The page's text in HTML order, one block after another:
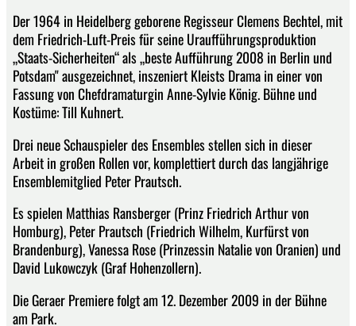
Der 1964 in Heidelberg geborene Regisseur Clemens Bechtel, mit
dem Friedrich-Luft-Preis für seine Uraufführungsproduktion
„Staats-Sicherheiten“ als „beste Aufführung 2008 in Berlin und
Potsdam" ausgezeichnet, inszeniert Kleists Drama in einer von
Fassung von Chefdramaturgin Anne-Sylvie König. Bühne und
Kostüme: Till Kuhnert.
Drei neue Schauspieler des Ensembles stellen sich in dieser
Arbeit in großen Rollen vor, komplettiert durch das langjährige
Ensemblemitglied Peter Prautsch.
Es spielen Matthias Ransberger (Prinz Friedrich Arthur von
Homburg), Peter Prautsch (Friedrich Wilhelm, Kurfürst von
Brandenburg), Vanessa Rose (Prinzessin Natalie von Oranien) und
David Lukowczyk (Graf Hohenzollern).
Die Geraer Premiere folgt am 12. Dezember 2009 in der Bühne
am Park.